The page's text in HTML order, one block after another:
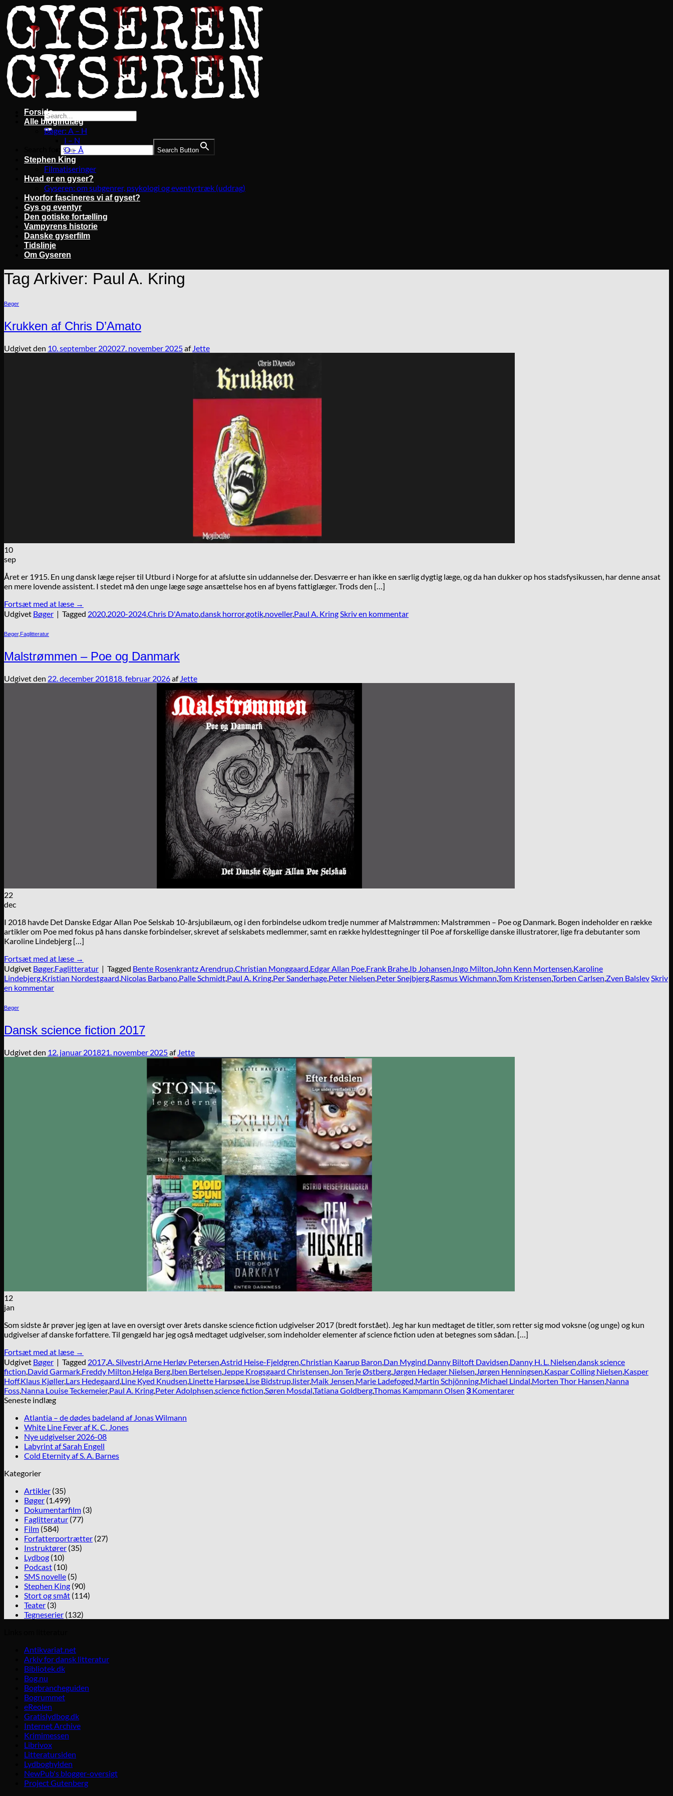
Fortsæt
til
indhold
Search Button
Forside
Alle blogindlæg
Bøger: A – H
I – N
O – Å
Stephen King
Filmatiseringer
Hvad er en gyser?
Gyseren: om subgenrer, psykologi og eventyrtræk (uddrag)
Hvorfor fascineres vi af gyset?
Gys og eventyr
Den gotiske fortælling
Vampyrens historie
Danske gyserfilm
Tidslinje
Om Gyseren
Tag Arkiver: Paul A. Kring
Bøger
Krukken af Chris D’Amato
Udgivet den 10. september 202027. november 2025af Jette
10
sep
Året er 1915. En ung dansk læge rejser til Utburd i Norge for at afslutte sin uddannelse der. Desværre er han ikke en særlig dygtig læge, og da han dukker op hos stadsfysikussen, har denne ansat
en mere lovende assistent. I stedet må den unge læge søge ansættelse hos en af byens fattiglæger. Trods den […]
Fortsæt med at læse →
Udgivet Bøger | Tagged 2020,2020-2024,Chris D'Amato,dansk horror,gotik,noveller,Paul A. KringSkriv en kommentar
Bøger, Faglitteratur
Malstrømmen – Poe og Danmark
Udgivet den 22. december 201818. februar 2026af Jette
22
dec
I 2018 havde Det Danske Edgar Allan Poe Selskab 10-årsjubilæum, og i den forbindelse udkom tredje nummer af Malstrømmen: Malstrømmen – Poe og Danmark. Bogen indeholder en række
artikler om Poe med fokus på hans danske forbindelser, skrevet af selskabets medlemmer, samt en række hyldesttegninger til Poe af forskellige danske illustratorer, lige fra debutanter som
Karoline Lindebjerg […]
Fortsæt med at læse →
Udgivet Bøger,Faglitteratur | Tagged Bente Rosenkrantz Arendrup,Christian Monggaard,Edgar Allan Poe,Frank Brahe,Ib Johansen,Ingo Milton,John Kenn Mortensen,Karoline
Lindebjerg,Kristian Nordestgaard,Nicolas Barbano,Palle Schmidt,Paul A. Kring,Per Sanderhage,Peter Nielsen,Peter Snejbjerg,Rasmus Wichmann,Tom Kristensen,Torben Carlsen,Zven BalslevSkriv
en kommentar
Bøger
Dansk science fiction 2017
Udgivet den 12. januar 201821. november 2025af Jette
12
jan
Som sidste år prøver jeg igen at lave en oversigt over årets danske science fiction udgivelser 2017 (bredt forstået). Jeg har kun medtaget de titler, som retter sig mod voksne (og unge) og kun
udgivelser af danske forfattere. Til gengæld har jeg også medtaget udgivelser, som indeholder elementer af science fiction uden at betegnes som sådan. […]
Fortsæt med at læse →
Udgivet Bøger | Tagged 2017,A. Silvestri,Arne Herløv Petersen,Astrid Heise-Fjeldgren,Christian Kaarup Baron,Dan Mygind,Danny Biltoft Davidsen,Danny H. L. Nielsen,dansk science
fiction,David Garmark,Freddy Milton,Helga Berg,Iben Bertelsen,Jeppe Krogsgaard Christensen,Jon Terje Østberg,Jørgen Hedager Nielsen,Jørgen Henningsen,Kaspar Colling Nielsen,Kasper
Hoff,Klaus Kjøller,Lars Hedegaard,Line Kyed Knudsen,Linette Harpsøe,Lise Bidstrup,lister,Maik Jensen,Marie Ladefoged,Martin Schjönning,Michael Lindal,Morten Thor Hansen,Nanna
Foss,Nanna Louise Teckemeier,Paul A. Kring,Peter Adolphsen,science fiction,Søren Mosdal,Tatiana Goldberg,Thomas Kampmann Olsen 3Komentarer
Seneste indlæg
Atlantia – de dødes badeland af Jonas Wilmann
White Line Fever af K. C. Jones
Nye udgivelser 2026-08
Labyrint af Sarah Engell
Cold Eternity af S. A. Barnes
Kategorier
Artikler (35)
Bøger (1.499)
Dokumentarfilm (3)
Faglitteratur (77)
Film (584)
Forfatterportrætter (27)
Instruktører (35)
Lydbog (10)
Podcast (10)
SMS novelle (5)
Stephen King (90)
Stort og småt (114)
Teater (3)
Tegneserier (132)
Antikvariat.net
Arkiv for dansk litteratur
Bibliotek.dk
Bog.nu
Bogbrancheguiden
Bogrummet
eReolen
Gratislydbog.dk
Internet Archive
Krimimessen
Librivox
Litteratursiden
Lydboghylden
NewPub's blogger-oversigt
Project Gutenberg